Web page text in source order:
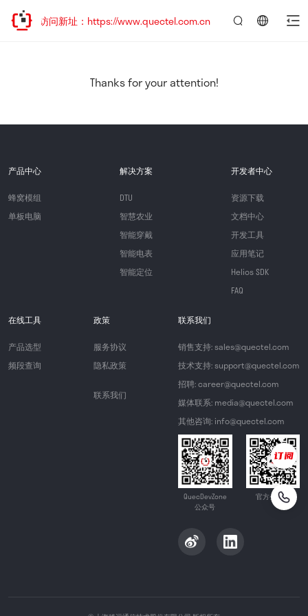
，欢迎访问新址：https://www.quectel.com.cn
Thanks for your attention!
产品中心
蜂窝模组
单板电脑
解决方案
DTU
智慧农业
智能穿戴
智能电表
智能定位
开发者中心
资源下载
文档中心
开发工具
应用笔记
Helios SDK
FAQ
在线工具
产品选型
频段查询
政策
服务协议
隐私政策
联系我们
联系我们
销售支持: sales@quectel.com
技术支持: support@quectel.com
招聘: career@quectel.com
媒体联系: media@quectel.com
其他咨询: info@quectel.com
QuecDevZone
公众号
官方公众号